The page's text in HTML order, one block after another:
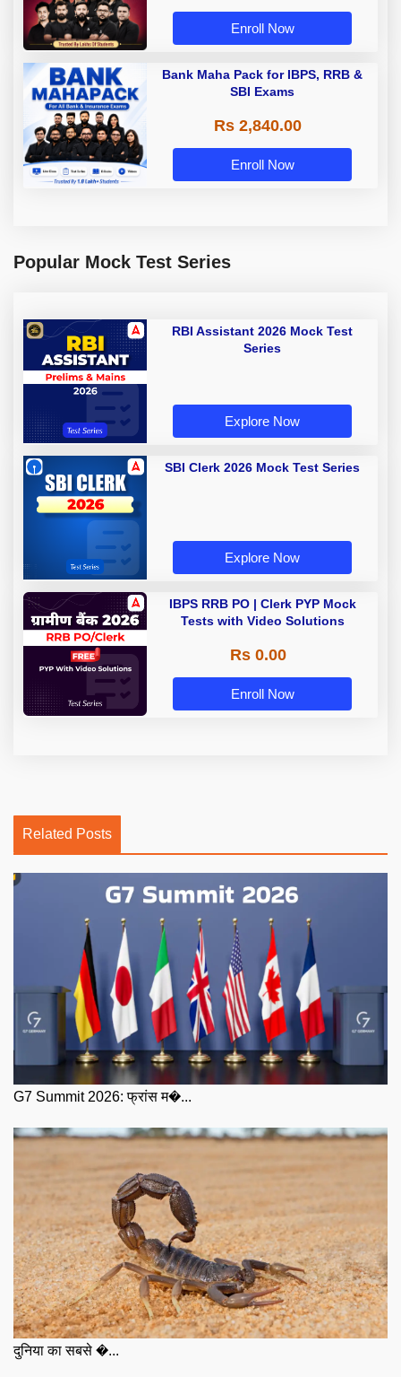
Enroll Now
Bank Maha Pack for IBPS, RRB &
SBI Exams
Rs 2,840.00
Enroll Now
Popular Mock Test Series
RBI Assistant 2026 Mock Test
Series
Explore Now
SBI Clerk 2026 Mock Test Series
Explore Now
IBPS RRB PO | Clerk PYP Mock
Tests with Video Solutions
Rs 0.00
Enroll Now
Related Posts
G7 Summit 2026: फ्रांस म�...
दुनिया का सबसे �...